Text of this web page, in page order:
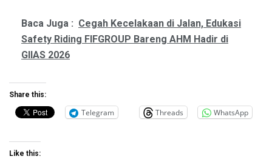
Baca Juga : Cegah Kecelakaan di Jalan, Edukasi
Safety Riding FIFGROUP Bareng AHM Hadir di
GIIAS 2026
Share this:
Telegram Threads WhatsApp
Like this: